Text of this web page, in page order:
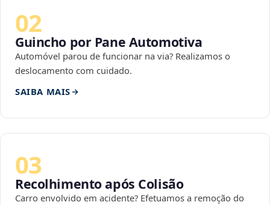
02
Guincho por Pane Automotiva
Automóvel parou de funcionar na via? Realizamos o
deslocamento com cuidado.
SAIBA MAIS
03
Recolhimento após Colisão
Carro envolvido em acidente? Efetuamos a remoção do